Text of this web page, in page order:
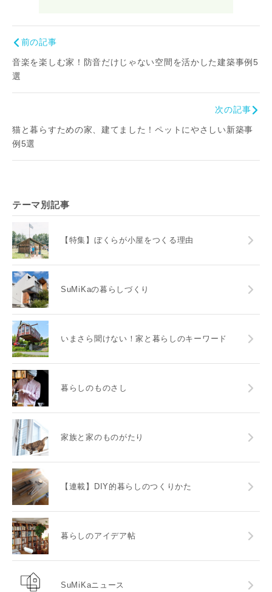
前の記事
音楽を楽しむ家！防音だけじゃない空間を活かした建築事例5
選
次の記事
猫と暮らすための家、建てました！ペットにやさしい新築事
例5選
テーマ別記事
【特集】ぼくらが小屋をつくる理由
SuMiKaの暮らしづくり
いまさら聞けない！家と暮らしのキーワード
暮らしのものさし
家族と家のものがたり
【連載】DIY的暮らしのつくりかた
暮らしのアイデア帖
SuMiKaニュース